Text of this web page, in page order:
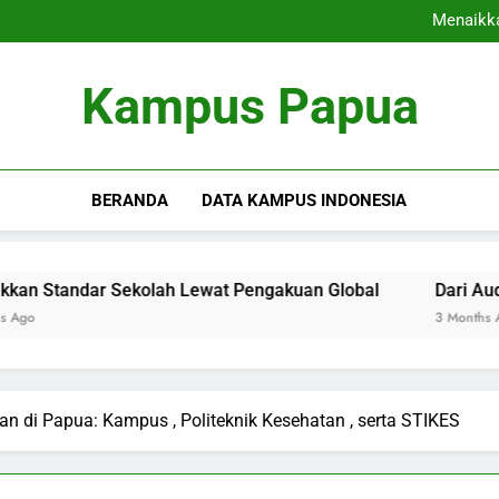
Dari Auditorium
Dari Auditorium
Kampus Papua
BERANDA DATA KAMPUS INDONESIA
Sekolah Lewat Pengakuan Global Dari Auditorium
di Papua: Kampus , Politeknik Kesehatan , serta STIKES